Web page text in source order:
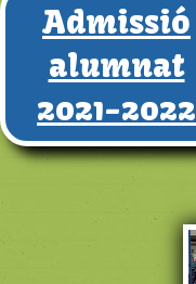
Admissió
alumnat
2021-2022